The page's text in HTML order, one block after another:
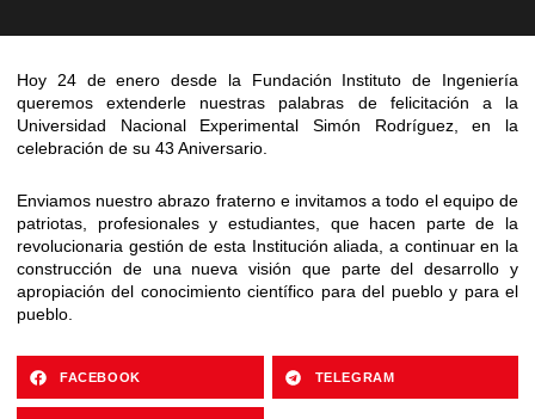
Hoy 24 de enero desde la Fundación Instituto de Ingeniería
queremos extenderle nuestras palabras de felicitación a la
Universidad Nacional Experimental Simón Rodríguez, en la
celebración de su 43 Aniversario.
Enviamos nuestro abrazo fraterno e invitamos a todo el equipo de
patriotas, profesionales y estudiantes, que hacen parte de la
revolucionaria gestión de esta Institución aliada, a continuar en la
construcción de una nueva visión que parte del desarrollo y
apropiación del conocimiento científico para del pueblo y para el
pueblo.
FACEBOOK TELEGRAM